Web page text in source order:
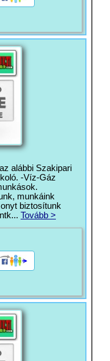
alábbi Szakipari
-Víz-Gáz
munkáink
biztosítunk
Tovább >